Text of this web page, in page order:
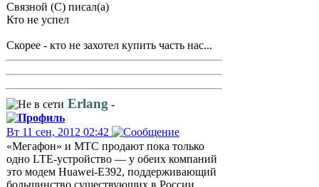
Связной (С) писал(а)
Кто не успел
Скорее - кто не захотел купить часть нас...
Erlang -
Вт 11 сен, 2012 02:42
«Мегафон» и МТС продают пока только
одно LTE-устройство — у обеих компаний
это модем Huawei-E392, поддерживающий
большинство существующих в России